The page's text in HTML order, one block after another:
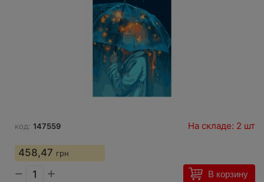
код: 147559 На складе: 2 шт
458,47 грн
− + В корзину